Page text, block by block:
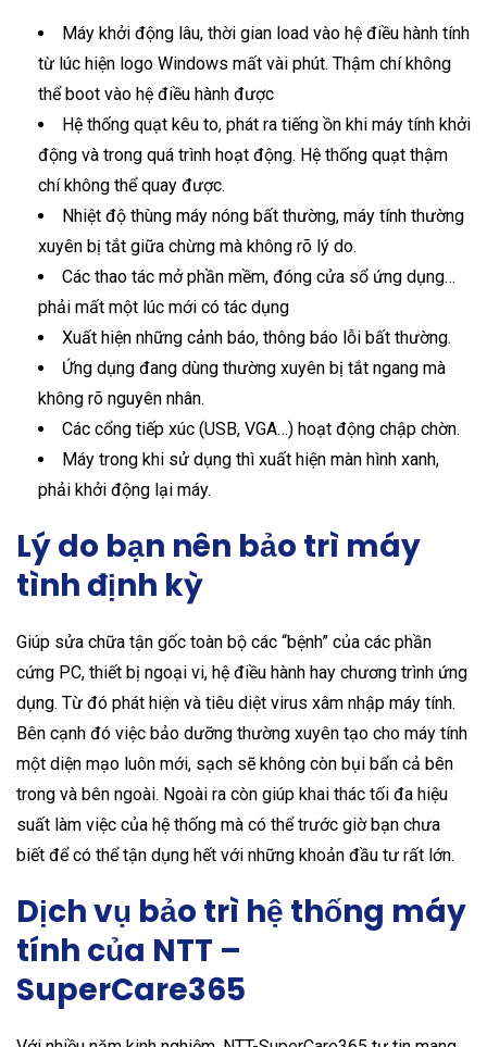
Máy khởi động lâu, thời gian load vào hệ điều hành tính
từ lúc hiện logo Windows mất vài phút. Thậm chí không
thể boot vào hệ điều hành được
Hệ thống quạt kêu to, phát ra tiếng ồn khi máy tính khởi
động và trong quá trình hoạt động. Hệ thống quạt thậm
chí không thể quay được.
Nhiệt độ thùng máy nóng bất thường, máy tính thường
xuyên bị tắt giữa chừng mà không rõ lý do.
Các thao tác mở phần mềm, đóng cửa sổ ứng dụng…
phải mất một lúc mới có tác dụng
Xuất hiện những cảnh báo, thông báo lỗi bất thường.
Ứng dụng đang dùng thường xuyên bị tắt ngang mà
không rõ nguyên nhân.
Các cổng tiếp xúc (USB, VGA…) hoạt động chập chờn.
Máy trong khi sử dụng thì xuất hiện màn hình xanh,
phải khởi động lại máy.
Lý do bạn nên bảo trì máy
tình định kỳ
Giúp sửa chữa tận gốc toàn bộ các “bệnh” của các phần
cứng PC, thiết bị ngoại vi, hệ điều hành hay chương trình ứng
dụng. Từ đó phát hiện và tiêu diệt virus xâm nhập máy tính.
Bên cạnh đó việc bảo dưỡng thường xuyên tạo cho máy tính
một diện mạo luôn mới, sạch sẽ không còn bụi bẩn cả bên
trong và bên ngoài. Ngoài ra còn giúp khai thác tối đa hiệu
suất làm việc của hệ thống mà có thể trước giờ bạn chưa
biết để có thể tận dụng hết với những khoản đầu tư rất lớn.
Dịch vụ bảo trì hệ thống máy
tính của NTT –
SuperCare365